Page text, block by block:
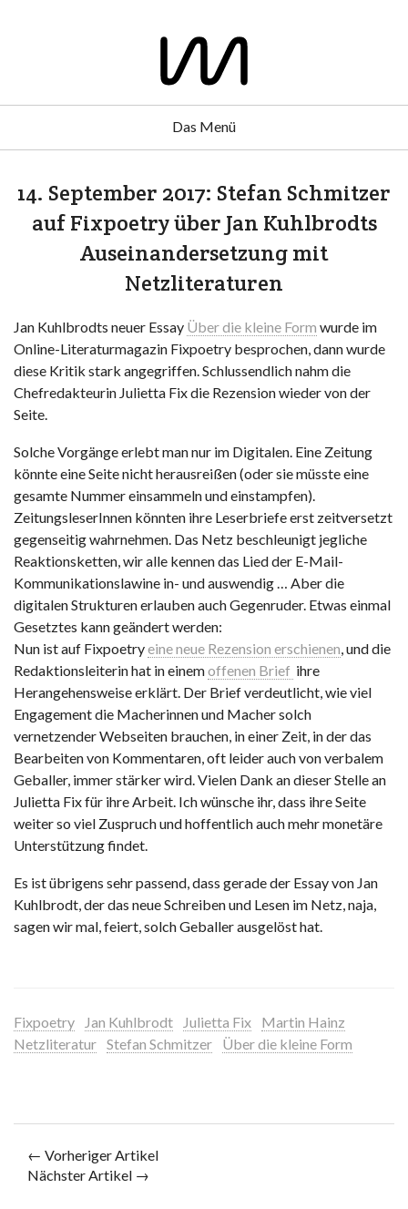
Das Menü
14. September 2017: Stefan Schmitzer
auf Fixpoetry über Jan Kuhlbrodts
Auseinandersetzung mit
Netzliteraturen
Jan Kuhlbrodts neuer Essay Über die kleine Form wurde im
Online-Literaturmagazin Fixpoetry besprochen, dann wurde
diese Kritik stark angegriffen. Schlussendlich nahm die
Chefredakteurin Julietta Fix die Rezension wieder von der
Seite.
Solche Vorgänge erlebt man nur im Digitalen. Eine Zeitung
könnte eine Seite nicht herausreißen (oder sie müsste eine
gesamte Nummer einsammeln und einstampfen).
ZeitungsleserInnen könnten ihre Leserbriefe erst zeitversetzt
gegenseitig wahrnehmen. Das Netz beschleunigt jegliche
Reaktionsketten, wir alle kennen das Lied der E-Mail-
Kommunikationslawine in- und auswendig … Aber die
digitalen Strukturen erlauben auch Gegenruder. Etwas einmal
Gesetztes kann geändert werden:
Nun ist auf Fixpoetryeine neue Rezension erschienen, und die
Redaktionsleiterin hat in einemoffenen Brief ihre
Herangehensweise erklärt. Der Brief verdeutlicht, wie viel
Engagement die Macherinnen und Macher solch
vernetzender Webseiten brauchen, in einer Zeit, in der das
Bearbeiten von Kommentaren, oft leider auch von verbalem
Geballer, immer stärker wird. Vielen Dank an dieser Stelle an
Julietta Fix für ihre Arbeit. Ich wünsche ihr, dass ihre Seite
weiter so viel Zuspruch und hoffentlich auch mehr monetäre
Unterstützung findet.
Es ist übrigens sehr passend, dass gerade der Essay von Jan
Kuhlbrodt, der das neue Schreiben und Lesen im Netz, naja,
sagen wir mal, feiert, solch Geballer ausgelöst hat.
Fixpoetry Jan Kuhlbrodt Julietta Fix
Martin Hainz
Netzliteratur Stefan Schmitzer Über die kleine Form
← Vorheriger Artikel
Nächster Artikel →